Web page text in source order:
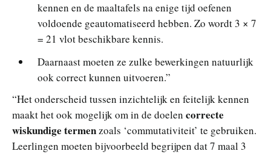
kennen en de maaltafels na enige tijd oefenen
voldoende geautomatiseerd hebben. Zo wordt 3 × 7
= 21 vlot beschikbare kennis.
Daarnaast moeten ze zulke bewerkingen natuurlijk
ook correct kunnen uitvoeren.”
“Het onderscheid tussen inzichtelijk en feitelijk kennen
maakt het ook mogelijk om in de doelen correcte
wiskundige termenzoals ‘commutativiteit’ te gebruiken.
Leerlingen moeten bijvoorbeeld begrijpen dat 7 maal 3